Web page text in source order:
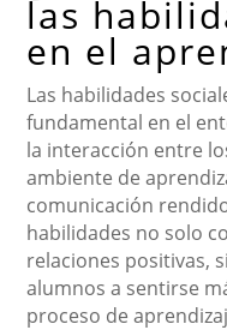
las
en el
Las habilidades
fundamental en el
la interacción entre
ambiente de
comunicación
habilidades no solo
relaciones positivas,
alumnos a sentirse
proceso de